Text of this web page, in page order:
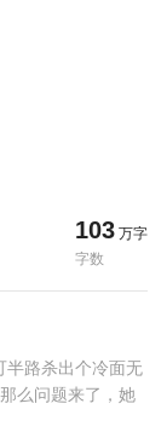
103 万字
字数
路杀出个冷面无
么问题来了，她